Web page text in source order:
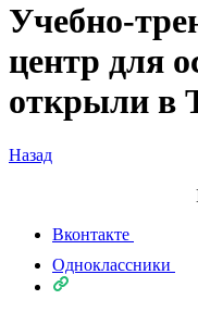
Учебно-
центр для
открыли в
Назад
Вконтакте
Одноклассники